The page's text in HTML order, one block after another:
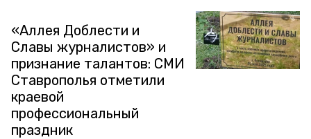
«Аллея Доблести и
Славы журналистов» и
признание талантов: СМИ
Ставрополья отметили
краевой
профессиональный
праздник